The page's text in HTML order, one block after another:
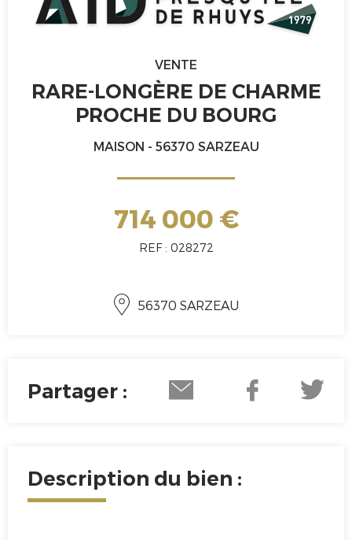
VENTE
RARE-LONGÈRE DE CHARME
PROCHE DU BOURG
MAISON - 56370 SARZEAU
714 000 €
REF : 028272
56370 SARZEAU
Partager :
Description du bien :